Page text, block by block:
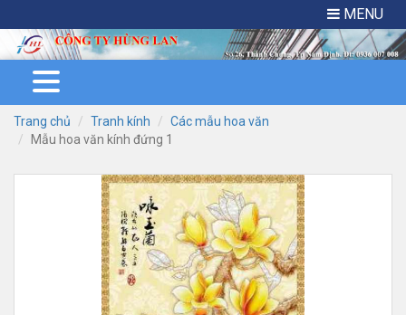
MENU
Trang chủ Tranh kính
Các mẫu hoa văn
Mẫu hoa văn kính đứng 1